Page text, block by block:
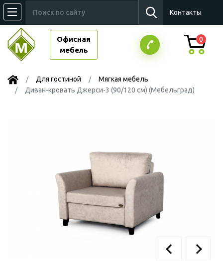
Контакты
Офисная
мебель
0
Для гостиной
Мягкая мебель
Диван-кровать Джерси-3 (90/120 см) (Мебельград)